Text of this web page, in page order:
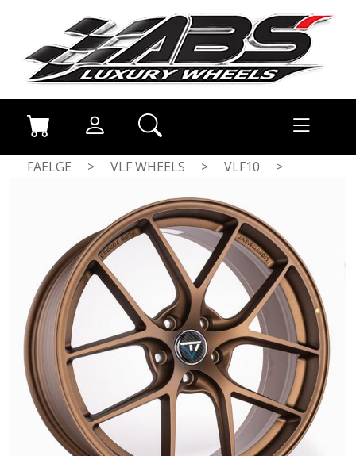
FAELGE > VLF WHEELS > VLF10
>